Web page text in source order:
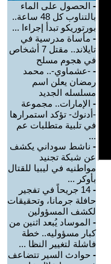
- الحصول على الماء
بالتناوب كل 48 ساعة..
بورتوريكو تبدأ إجراءا ...
- مأساة مدرسية في
تايلاند.. مقتل 7 أشخاص
في هجوم مسلح
- -عشماوي-.. محمد
رمضان يعلن اسم
مسلسله الجديد
- الإمارات.. مجموعة
-أدنوك- تؤكد استمرارها
في تلبية متطلبات عم
...
- ناشط سوداني يكشف
عن شبكة تجنيد
مواطنيه في ليبيا للقتال
بأوكر ...
-
14 جريحاً في تفجير
حافلة جرمانا، وتحقيقات
لكشف المسؤولين
- الموساد يُبعد اثنين من
كبار مسؤوليه.. خطة
فاشلة لتغيير النظا ...
- حوادث السير تتضاعف